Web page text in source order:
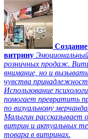
витрину
розничных продаж.
внимание, но и
чувства
Использование
помогает превратить
по визуальному
Малыгин рассказывает
витрин и актуальных
товара в витринах.